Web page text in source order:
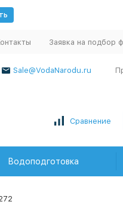
Заявка на подбор
Sale@VodaNarodu.ru
Сравнение
Водоподготовка